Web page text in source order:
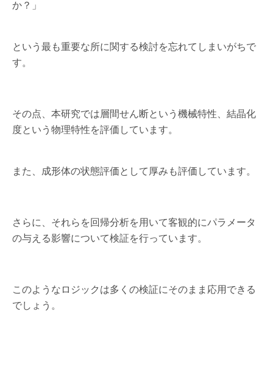
か？」
という最も重要な所に関する検討を忘れてしまいがちで
す。
その点、本研究では層間せん断という機械特性、結晶化
度という物理特性を評価しています。
また、成形体の状態評価として厚みも評価しています。
さらに、それらを回帰分析を用いて客観的にパラメータ
の与える影響について検証を行っています。
このようなロジックは多くの検証にそのまま応用できる
でしょう。